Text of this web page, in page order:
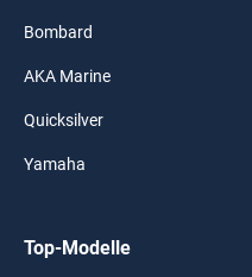
Bombard
AKA Marine
Quicksilver
Yamaha
Top-Modelle